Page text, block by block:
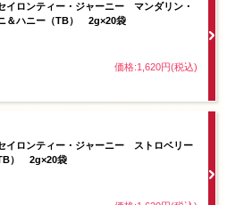
ロンティー・ジャーニー マンダリン・
＆ハニー（TB） 2g×20袋
価格:1,620円(税込)
ロンティー・ジャーニー ストロベリー
） 2g×20袋